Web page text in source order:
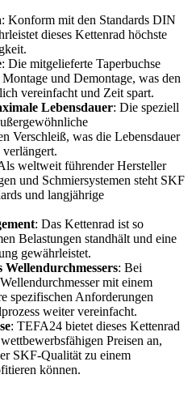
: Konform mit den Standards DIN
dieses Kettenrad höchste
: Die mitgelieferte Taperbuchse
und Demontage, was den
vereinfacht und Zeit spart.
Lebensdauer: Die speziell
Verschleiß, was die Lebensdauer
verlängert.
weltweit führender Hersteller
und Schmiersystemen steht SKF
und langjährige
: Das Kettenrad ist so
Belastungen standhält und eine
gewährleistet.
Wellendurchmessers: Bei
mit einem
spezifischen Anforderungen
weiter vereinfacht.
: TEFA24 bietet dieses Kettenrad
Preisen an,
SKF-Qualität zu einem
können.